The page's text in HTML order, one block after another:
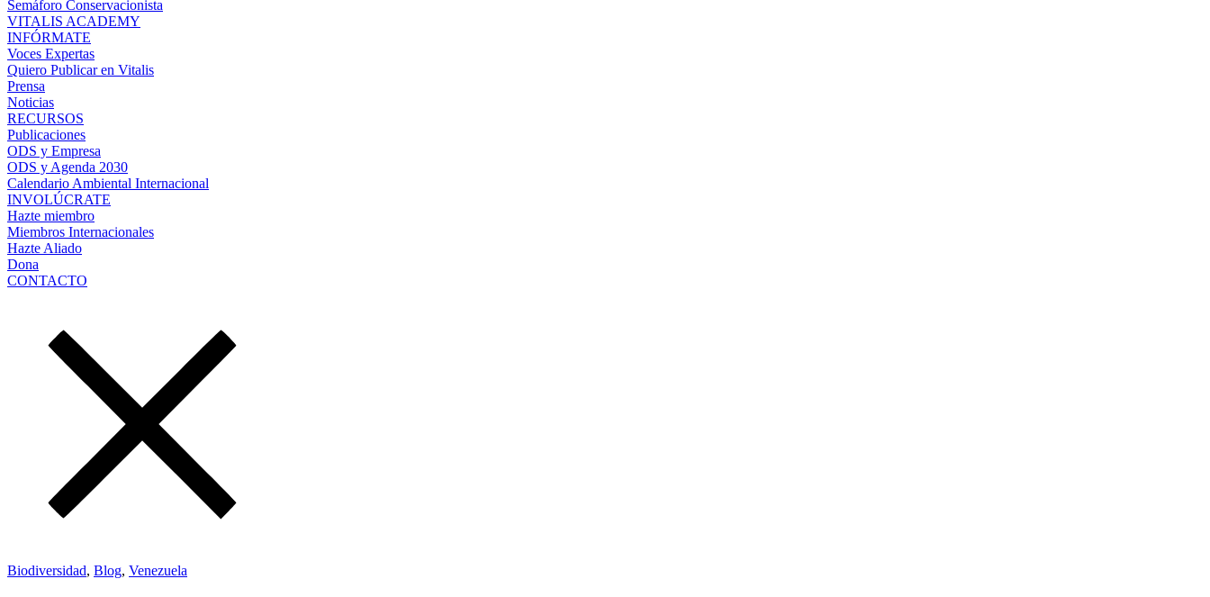
Semáforo Conservacionista
VITALIS ACADEMY
INFÓRMATE
Voces Expertas
Quiero Publicar en Vitalis
Prensa
Noticias
RECURSOS
Publicaciones
ODS y Empresa
ODS y Agenda 2030
Calendario Ambiental Internacional
INVOLÚCRATE
Hazte miembro
Miembros Internacionales
Hazte Aliado
Dona
CONTACTO
Biodiversidad, Blog, Venezuela